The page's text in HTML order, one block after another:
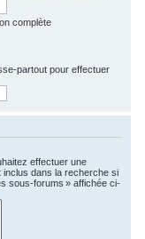
complète
partout pour effectuer
effectuer une
dans la recherche si
sous-forums » affichée ci-